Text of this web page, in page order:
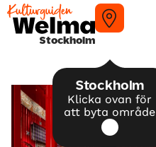
Stockholm
Stockholm
Klicka ovan för
att byta område